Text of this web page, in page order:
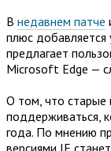
В недавнем патче
плюс
предлагает
Microsoft Edge —
О том, что старые
поддерживаться,
года. По мнению